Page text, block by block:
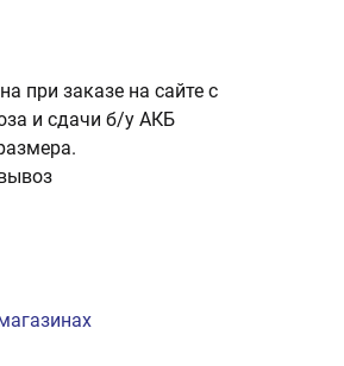
при заказе на сайте с
и сдачи б/у АКБ